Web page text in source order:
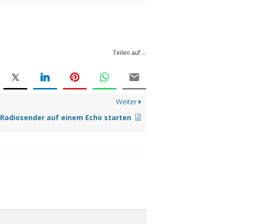
Teilen auf ...
Weiter
Radiosender auf einem Echo starten